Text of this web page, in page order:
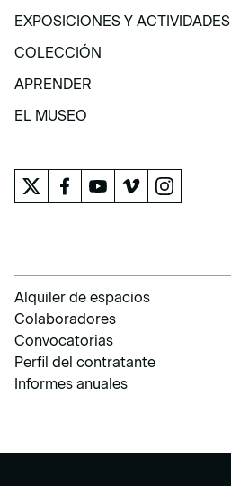
VISITA
EXPOSICIONES Y ACTIVIDADES
EXPOSICIONES Y ACTIVIDADES
COLECCIÓN
COLECCIÓN
APRENDER
APRENDER
EL MUSEO
Alquiler de espacios
Colaboradores
Convocatorias
Perfil del contratante
Informes anuales